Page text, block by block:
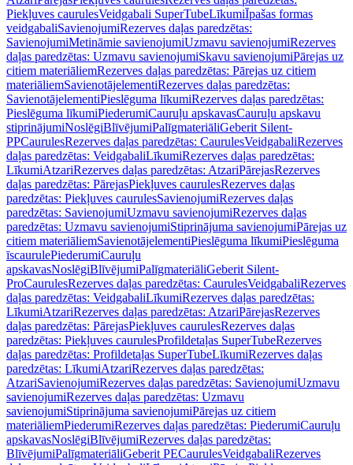
Piekļuves caurulesVeidgabali SuperTubeLīkumiĪpašas formas
veidgabaliSavienojumiRezerves daļas paredzētas:
SavienojumiMetināmie savienojumiUzmavu savienojumiRezerves
daļas paredzētas: Uzmavu savienojumiSkavu savienojumiPārejas uz
citiem materiāliemRezerves daļas paredzētas: Pārejas uz citiem
materiāliemSavienotājelementiRezerves daļas paredzētas:
SavienotājelementiPieslēguma līkumiRezerves daļas paredzētas:
Pieslēguma līkumiPiederumiCauruļu apskavasCauruļu apskavu
stiprinājumiNoslēgiBlīvējumiPalīgmateriāliGeberit Silent-
PPCaurulesRezerves daļas paredzētas: CaurulesVeidgabaliRezerves
daļas paredzētas: VeidgabaliLīkumiRezerves daļas paredzētas:
LīkumiAtzariRezerves daļas paredzētas: AtzariPārejasRezerves
daļas paredzētas: PārejasPiekļuves caurulesRezerves daļas
paredzētas: Piekļuves caurulesSavienojumiRezerves daļas
paredzētas: SavienojumiUzmavu savienojumiRezerves daļas
paredzētas: Uzmavu savienojumiStiprinājuma savienojumiPārejas uz
citiem materiāliemSavienotājelementiPieslēguma līkumiPieslēguma
īscaurulePiederumiCauruļu
apskavasNoslēgiBlīvējumiPalīgmateriāliGeberit Silent-
ProCaurulesRezerves daļas paredzētas: CaurulesVeidgabaliRezerves
daļas paredzētas: VeidgabaliLīkumiRezerves daļas paredzētas:
LīkumiAtzariRezerves daļas paredzētas: AtzariPārejasRezerves
daļas paredzētas: PārejasPiekļuves caurulesRezerves daļas
paredzētas: Piekļuves caurulesProfildetaļas SuperTubeRezerves
daļas paredzētas: Profildetaļas SuperTubeLīkumiRezerves daļas
paredzētas: LīkumiAtzariRezerves daļas paredzētas:
AtzariSavienojumiRezerves daļas paredzētas: SavienojumiUzmavu
savienojumiRezerves daļas paredzētas: Uzmavu
savienojumiStiprinājuma savienojumiPārejas uz citiem
materiāliemPiederumiRezerves daļas paredzētas: PiederumiCauruļu
apskavasNoslēgiBlīvējumiRezerves daļas paredzētas:
BlīvējumiPalīgmateriāliGeberit PECaurulesVeidgabaliRezerves